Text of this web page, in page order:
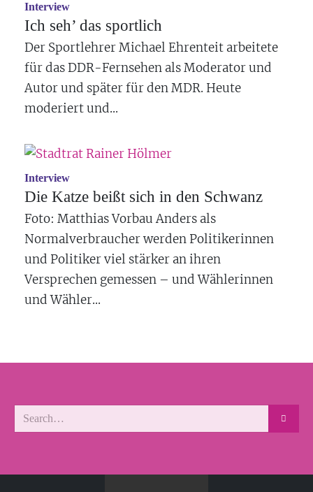
Interview
Ich seh’ das sportlich
Der Sportlehrer Michael Ehrenteit arbeitete
für das DDR-Fernsehen als Moderator und
Autor und später für den MDR. Heute
moderiert und...
Interview
Die Katze beißt sich in den Schwanz
Foto: Matthias Vorbau Anders als
Normalverbraucher werden Politikerinnen
und Politiker viel stärker an ihren
Versprechen gemessen – und Wählerinnen
und Wähler...